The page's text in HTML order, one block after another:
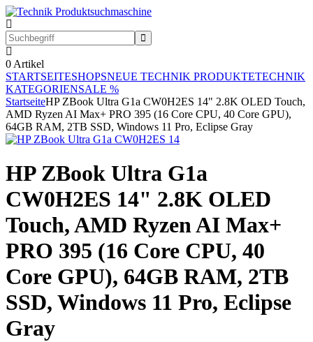
0 Artikel
STARTSEITESHOPSNEUE TECHNIK PRODUKTETECHNIK
KATEGORIENSALE %
StartseiteHP ZBook Ultra G1a CW0H2ES 14" 2.8K OLED Touch,
AMD Ryzen AI Max+ PRO 395 (16 Core CPU, 40 Core GPU),
64GB RAM, 2TB SSD, Windows 11 Pro, Eclipse Gray
HP ZBook Ultra G1a
CW0H2ES 14" 2.8K OLED
Touch, AMD Ryzen AI Max+
PRO 395 (16 Core CPU, 40
Core GPU), 64GB RAM, 2TB
SSD, Windows 11 Pro, Eclipse
Gray